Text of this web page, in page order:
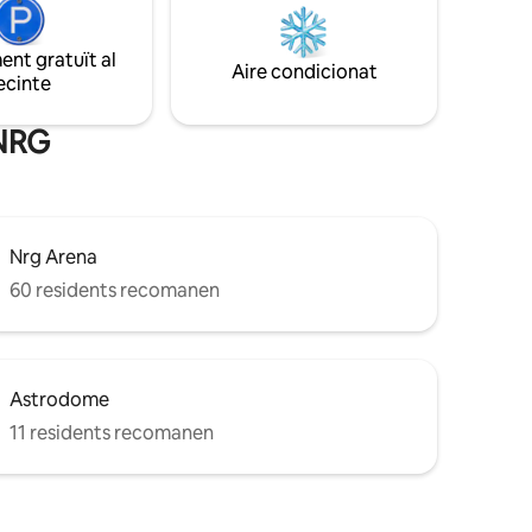
ciutat,
i
que
districte dels museus i l'estadi NRG. Ideal
per a famílies, viatgers de negocis i grups
petits que busquen comoditat, luxe i
gratuït al
Aire condicionat
Nrg Arena
60 residents recomanen
Astrodome
11 residents recomanen